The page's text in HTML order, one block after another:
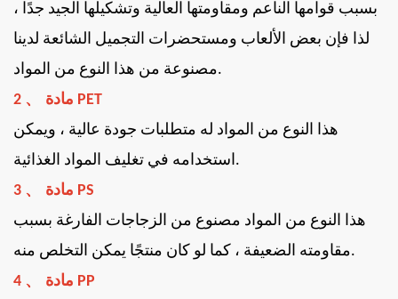
بسبب قوامها الناعم ومقاومتها العالية وتشكيلها الجيد جدًا ،
لذا فإن بعض الألعاب ومستحضرات التجميل الشائعة لدينا
مصنوعة من هذا النوع من المواد.
2 、
مادة PET
هذا النوع من المواد له متطلبات جودة عالية ، ويمكن
استخدامه في تغليف المواد الغذائية.
3 、
مادة PS
هذا النوع من المواد مصنوع من الزجاجات الفارغة بسبب
مقاومته الضعيفة ، كما لو كان منتجًا يمكن التخلص منه.
4 、
مادة PP